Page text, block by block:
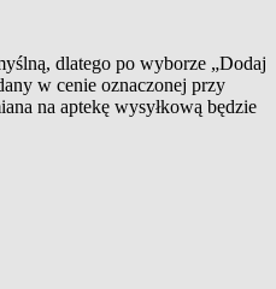
dlatego po wyborze „Dodaj
w cenie oznaczonej przy
na aptekę wysyłkową będzie